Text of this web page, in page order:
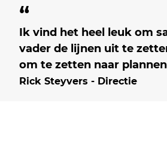
“
Ik vind het heel leuk om
vader de lijnen uit te
om te zetten naar
Rick Steyvers - Directie